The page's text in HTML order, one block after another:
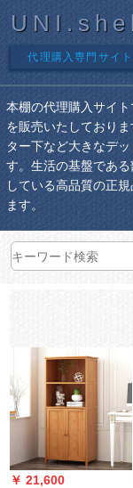
代理購入専門サイト
本棚の代理購入サイ
を販売いたしており
ター下など大きなデ
す。生活の基盤であ
している高品質の正
ます。
￥ 21,600